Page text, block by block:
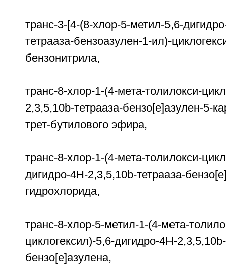
транс-3-[4-(8-хлор-5-метил-5,6-
тетрааза-бензоазулен-1-ил)-
бензонитрила,
транс-8-хлор-1-(4-мета-толилокси-
2,3,5,10b-тетрааза-бензо[е]азулен-
трет-бутилового эфира,
транс-8-хлор-1-(4-мета-толилокси-
дигидро-4H-2,3,5,10b-тетрааза-
гидрохлорида,
транс-8-хлор-5-метил-1-(4-мета-
циклогексил)-5,6-дигидро-4Н-
бензо[е]азулена,